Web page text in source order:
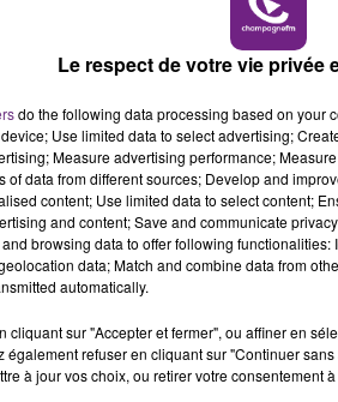
LE
le sens Sedan-Charleville. En
point de Decathlon vers
fera par Charleville.
d’insertion Manchester seront
le sens Charleville-Sedan.
se fera par Moulin Leblanc
fera par Charleville.
de sortie vers
19h00 - 19h15
Le respect de votre vie privée
do the following data processing based on your
Use limited data to select advertising;
Measure advertising performance;
of data from different sources; Develop and
content; Use limited data to select content;
and content; Save and communicate
browsing data to offer following
data; Match and combine data from
automatically.
cliquant sur "Accepter et fermer", ou affiner en
également refuser en cliquant sur "Continuer
à jour vos choix, ou retirer votre consentement